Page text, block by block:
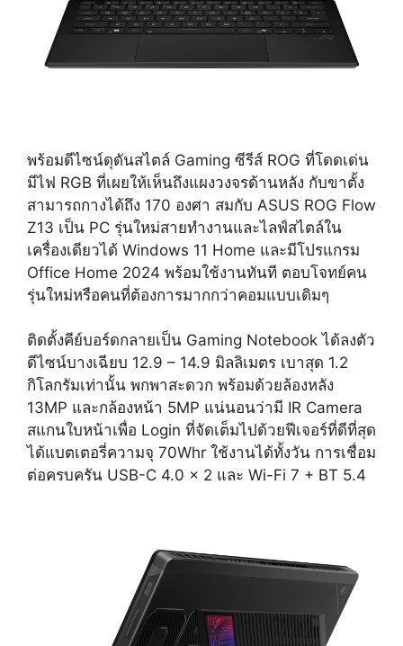
พร้อมดีไซน์ดุดันสไตล์ Gaming ซีรีส์ ROG ที่โดดเด่น
มีไฟ RGB ที่เผยให้เห็นถึงแผงวงจรด้านหลัง กับขาตั้ง
สามารถกางได้ถึง 170 องศา สมกับ ASUS ROG Flow
Z13 เป็น PC รุ่นใหม่สายทำงานและไลฟ์สไตล์ใน
เครื่องเดียวได้ Windows 11 Home และมีโปรแกรม
Office Home 2024 พร้อมใช้งานทันที ตอบโจทย์คน
รุ่นใหม่หรือคนที่ต้องการมากกว่าคอมแบบเดิมๆ
ติดตั้งคีย์บอร์ดกลายเป็น Gaming Notebook ได้ลงตัว
ดีไซน์บางเฉียบ 12.9 – 14.9 มิลลิเมตร เบาสุด 1.2
กิโลกรัมเท่านั้น พกพาสะดวก พร้อมด้วยล้องหลัง
13MP และกล้องหน้า 5MP แน่นอนว่ามี IR Camera
สแกนใบหน้าเพื่อ Login ที่จัดเต็มไปด้วยฟีเจอร์ที่ดีที่สุด
ได้แบตเตอรี่ความจุ 70Whr ใช้งานได้ทั้งวัน การเชื่อม
ต่อครบครัน USB-C 4.0 x 2 และ Wi-Fi 7 + BT 5.4